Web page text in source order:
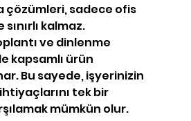
çözümleri, sadece ofis
kalmaz.
ve dinlenme
kapsamlı ürün
Bu sayede, işyerinizin
tek bir
mümkün olur.